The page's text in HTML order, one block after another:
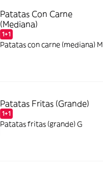
Patatas Con Carne
(Mediana)
1+1
Patatas con carne (mediana) M
Patatas Fritas (Grande)
1+1
Patatas fritas (grande) G